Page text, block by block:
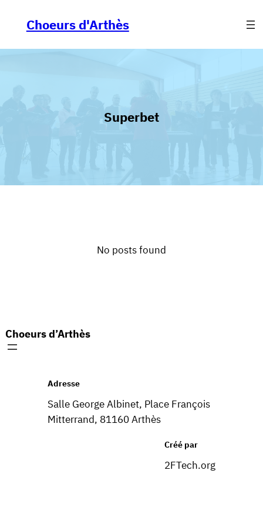
Choeurs d'Arthès
Superbet
No posts found
Choeurs d’Arthès
Adresse
Salle George Albinet, Place François
Mitterrand, 81160 Arthès
Créé par
2FTech.org